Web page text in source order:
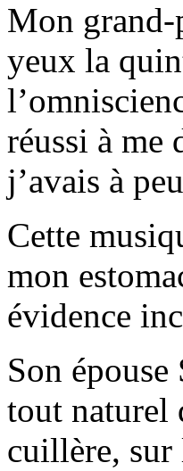
Mon grand-
yeux la
réussi à me
j’avais à
Cette
mon
évidence
Son
tout naturel
cuillère,